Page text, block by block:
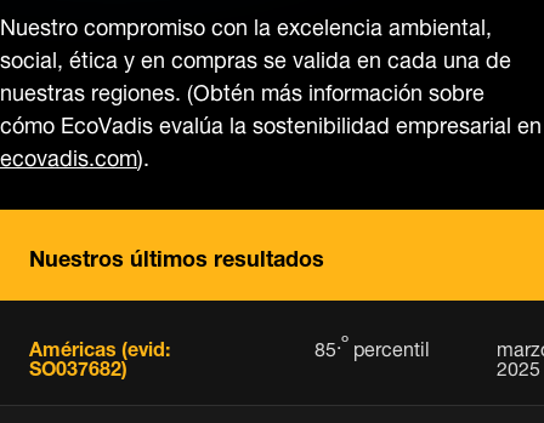
Nuestro compromiso con la excelencia ambiental,
social, ética y en compras se valida en cada una de
nuestras regiones. (Obtén más información sobre
cómo EcoVadis evalúa la sostenibilidad empresarial en
ecovadis.com).
Nuestros últimos resultados
Américas (evid:
SO037682)
85.ºpercentil
2025